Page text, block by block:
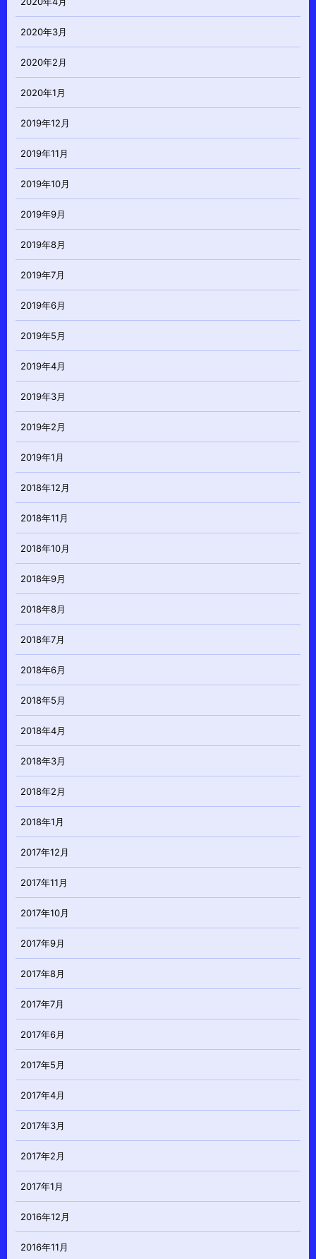
2020年3月
2020年2月
2020年1月
2019年12月
2019年11月
2019年10月
2019年9月
2019年8月
2019年7月
2019年6月
2019年5月
2019年4月
2019年3月
2019年2月
2019年1月
2018年12月
2018年11月
2018年10月
2018年9月
2018年8月
2018年7月
2018年6月
2018年5月
2018年4月
2018年3月
2018年2月
2018年1月
2017年12月
2017年11月
2017年10月
2017年9月
2017年8月
2017年7月
2017年6月
2017年5月
2017年4月
2017年3月
2017年2月
2017年1月
2016年12月
2016年11月